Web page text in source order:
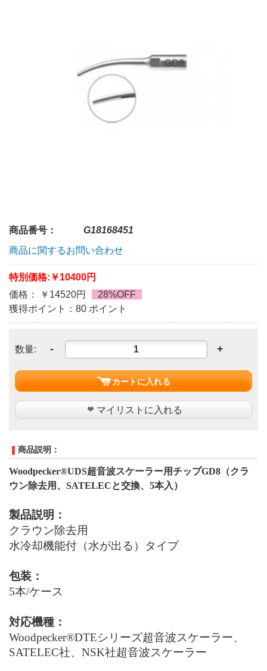
商品番号：
G18168451
商品に関するお問い合わせ
特別価格: ￥10400円
価格： ￥14520円
28%OFF
獲得ポイント：80 ポイント
数量: - +
カートに入れる
マイリストに入れる
商品説明：
Woodpecker®UDS超音波スケーラー用チップGD8 （クラ
ウン除去用、 SATELECと交換、 5本入）
製品説明：
クラウン除去用
水冷却機能付（水が出る）タイプ
包装：
5本/ケース
対応機種：
Woodpecker®DTEシリーズ超音波スケーラー、
SATELEC社、 NSK社超音波スケーラー